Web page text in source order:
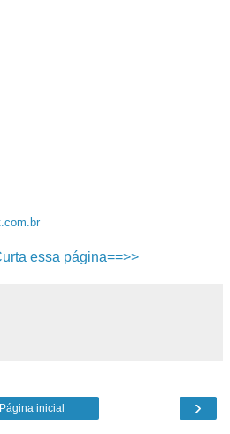
essa página==>>
›
Página inicial